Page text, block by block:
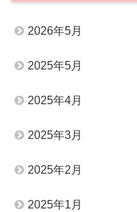
2026年5月
2025年5月
2025年4月
2025年3月
2025年2月
2025年1月